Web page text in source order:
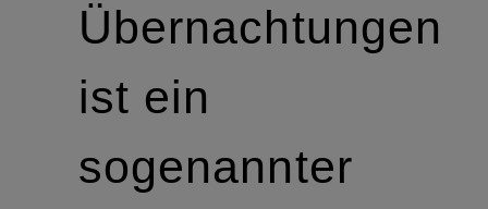
Übernachtungen
ist ein
sogenannter